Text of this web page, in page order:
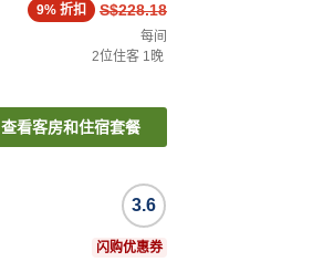
S$228.18
9% 折扣
每间
2位住客 1晚
查看客房和住宿套餐
3.6
闪购优惠券